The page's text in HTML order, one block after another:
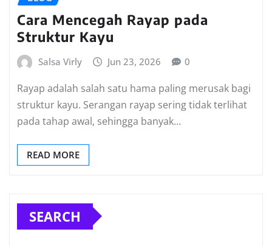
Cara Mencegah Rayap pada
Struktur Kayu
Salsa Virly Jun 23, 2026 0
Rayap adalah salah satu hama paling merusak bagi
struktur kayu. Serangan rayap sering tidak terlihat
pada tahap awal, sehingga banyak…
READ MORE
SEARCH